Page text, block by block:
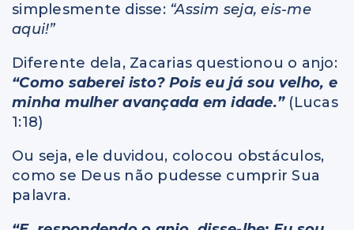
simplesmente disse: “Assim seja, eis-me
aqui!”
Diferente dela, Zacarias questionou o anjo:
“Como saberei isto? Pois eu já sou velho, e
minha mulher avançada em idade.”(Lucas
1:18)
Ou seja, ele duvidou, colocou obstáculos,
como se Deus não pudesse cumprir Sua
palavra.